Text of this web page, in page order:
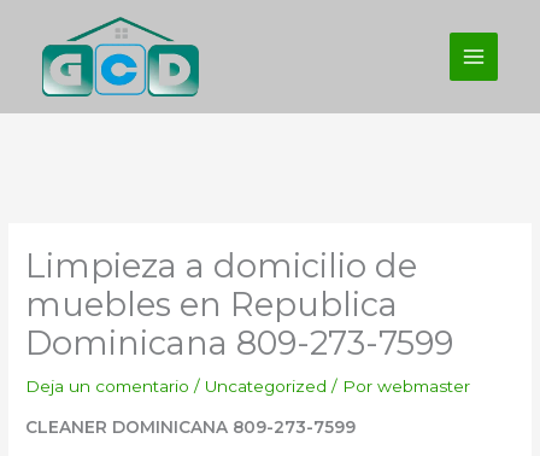
contenido
Limpieza a domicilio de
muebles en Republica
Dominicana 809-273-7599
Deja un comentario / Uncategorized / Porwebmaster
CLEANER DOMINICANA 809-273-7599